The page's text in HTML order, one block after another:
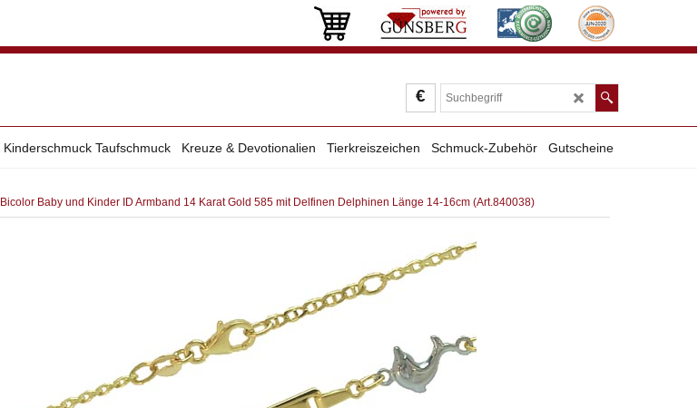
€
Kinderschmuck Taufschmuck Kreuze & Devotionalien Tierkreiszeichen Schmuck-Zubehör Gutscheine
Bicolor Baby und Kinder ID Armband 14 Karat Gold 585 mit Delfinen Delphinen Länge 14-16cm (Art.840038)